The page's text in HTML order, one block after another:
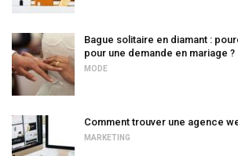
Bague solitaire en diamant :
pour une demande en mariage ?
MODE
Comment trouver une agence
MARKETING